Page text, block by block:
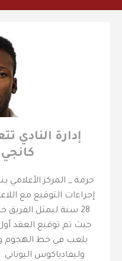
إدارة النادي
إجراءات التوقيع مع
28 سنة ليمثل
حيث تم توقيع العقد
يلعب في خط الهجوم
وليفادياكوس